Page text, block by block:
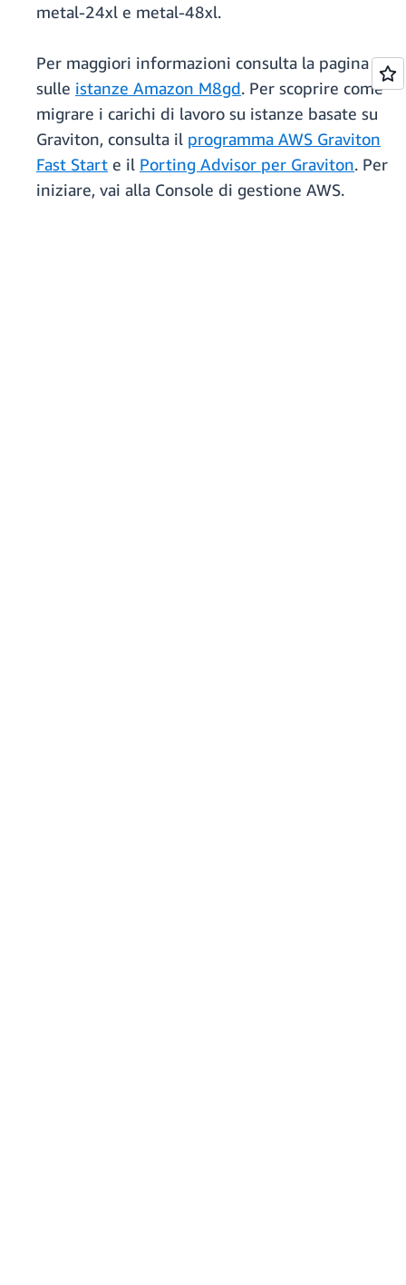
metal-24xl e metal-48xl.
Per maggiori informazioni consulta la pagina
sulle istanze Amazon M8gd. Per scoprire come
migrare i carichi di lavoro su istanze basate su
Graviton, consulta il programma AWS Graviton
Fast Start e il Porting Advisor per Graviton. Per
iniziare, vai alla Console di gestione AWS.